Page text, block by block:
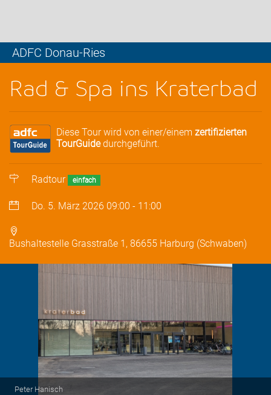
ADFC Donau-Ries
Rad & Spa ins Kraterbad
Diese Tour wird von einer/einem zertifizierten
TourGuidedurchgeführt.
Radtour einfach
Do. 5. März 2026 09:00 - 11:00
Bushaltestelle Grasstraße 1, 86655 Harburg (Schwaben)
Peter Hanisch